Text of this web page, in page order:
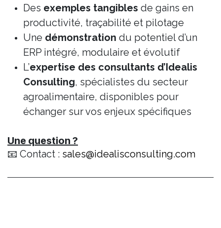
Des exemples tangibles de gains en
productivité, traçabilité et pilotage
Une démonstration du potentiel d’un
ERP intégré, modulaire et évolutif
L’expertise des consultants d’Idealis
Consulting, spécialistes du secteur
agroalimentaire, disponibles pour
échanger sur vos enjeux spécifiques
Une question ?
📧 Contact : sales@idealisconsulting.com